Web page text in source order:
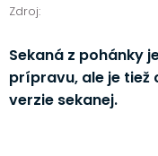
Zdroj:
Sekaná z pohánky
prípravu, ale je tiež
verzie sekanej.